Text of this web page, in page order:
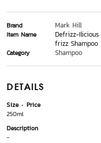
Brand Mark Hill
Item Name
Defrizz-
frizz Shampoo
Category Shampoo
DETAILS
Size
Price
250ml
Description
-